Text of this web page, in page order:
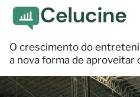
O crescimento do
a nova forma de aproveitar